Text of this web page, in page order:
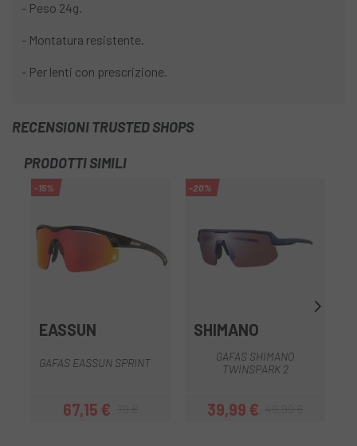
- Peso 24g.
- Montatura resistente.
- Per lenti con prescrizione.
RECENSIONI TRUSTED SHOPS
PRODOTTI SIMILI
-15%
EASSUN
GAFAS EASSUN SPRINT
Prezzo
67,15 €Prezzo base
-20%
SHIMANO
GAFAS SHIMANO
TWINSPARK 2
Prezzo
39,99 €Prezzo base